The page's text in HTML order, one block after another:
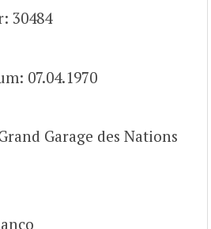
30484
07.04.1970
Garage des Nations